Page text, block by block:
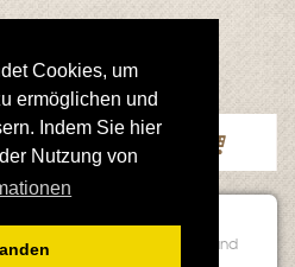
Cookies, um
ermöglichen und
Indem Sie hier
Nutzung von
innerhalb Deutschland
Mein
Konto
– Landhaus Regal mit Tür und